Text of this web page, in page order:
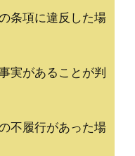
条項に違反した場
実があることが判
不履行があった場